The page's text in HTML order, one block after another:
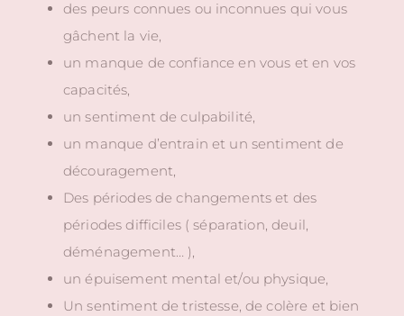
des peurs connues ou inconnues qui vous
gâchent la vie,
un manque de confiance en vous et en vos
capacités,
un sentiment de culpabilité,
un manque d’entrain et un sentiment de
découragement,
Des périodes de changements et des
périodes difficiles ( séparation, deuil,
déménagement… ),
un épuisement mental et/ou physique,
Un sentiment de tristesse, de colère et bien